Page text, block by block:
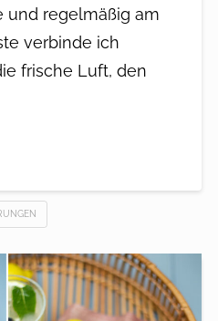
und regelmäßig am
verbinde ich
frische Luft, den